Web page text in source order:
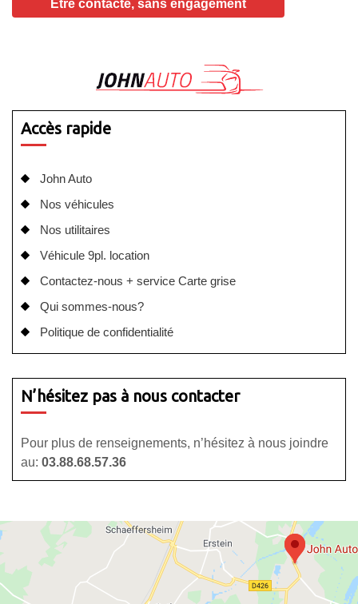
Accès rapide
John Auto
Nos véhicules
Nos utilitaires
Véhicule 9pl. location
Contactez-nous + service Carte grise
Qui sommes-nous?
Politique de confidentialité
N’hésitez pas à nous contacter
Pour plus de renseignements, n’hésitez à nous joindre
au: 03.88.68.57.36